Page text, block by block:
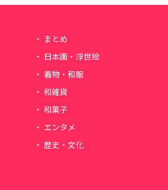
まとめ
日本画・浮世絵
着物・和服
和雑貨
和菓子
エンタメ
歴史・文化